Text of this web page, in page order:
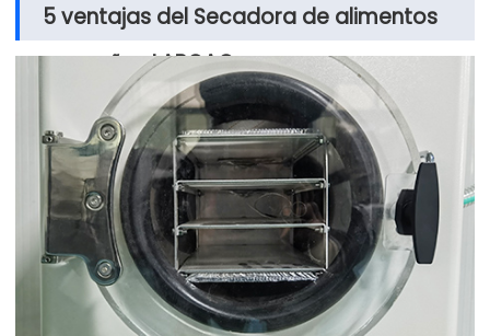
5 ventajas del Secadora de alimentos
pequeños LABOAO